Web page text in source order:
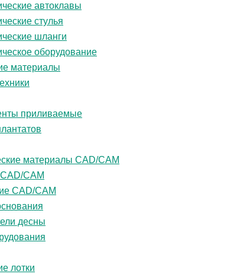
автоклавы
стулья
шланги
оборудование
материалы
приливаемые
материалы CAD/CAM
CAM
CAD/CAM
десны
лотки